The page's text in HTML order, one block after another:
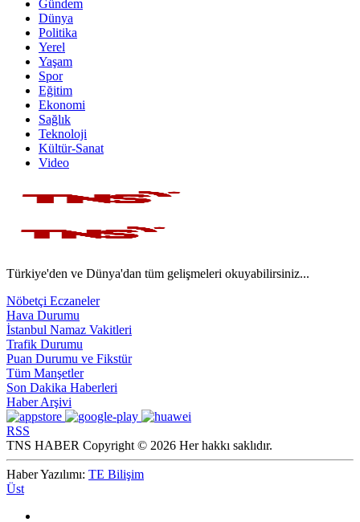
Gündem
Dünya
Politika
Yerel
Yaşam
Spor
Eğitim
Ekonomi
Sağlık
Teknoloji
Kültür-Sanat
Video
Türkiye'den ve Dünya'dan tüm gelişmeleri okuyabilirsiniz...
Nöbetçi Eczaneler
Hava Durumu
İstanbul Namaz Vakitleri
Trafik Durumu
Puan Durumu ve Fikstür
Tüm Manşetler
Son Dakika Haberleri
Haber Arşivi
RSS
TNS HABER Copyright © 2026 Her hakkı saklıdır.
Haber Yazılımı: TE Bilişim
Üst